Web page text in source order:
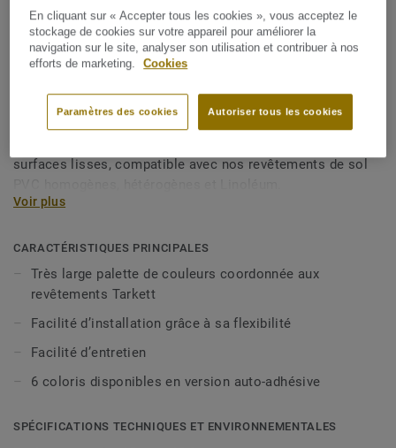
Plinthes, angles & profilés
Plinthe semi-rigide PVC lisse -
KS61
surfaces lisses, compatible avec nos revêtements de sol
Voir plus
CARACTÉRISTIQUES PRINCIPALES
Très large palette de couleurs coordonnée aux
revêtements Tarkett
Facilité d’installation grâce à sa flexibilité
Facilité d’entretien
6 coloris disponibles en version auto-adhésive
SPÉCIFICATIONS TECHNIQUES ET ENVIRONNEMENTALES
En cliquant sur « Accepter tous les cookies », vous acceptez le
stockage de cookies sur votre appareil pour améliorer la
navigation sur le site, analyser son utilisation et contribuer à nos
efforts de marketing.
Cookies
Autoriser tous les cookies
Paramètres des cookies